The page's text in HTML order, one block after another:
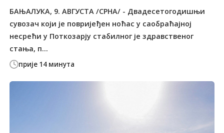
прије 14 минута
БАЊАЛУКА, 9. АВГУСТА /СРНА/ - Двадесетогодишњи
сувозач који је повријеђен ноћас у саобраћајној
несрећи у Поткозарју стабилног је здравственог
стања, п...